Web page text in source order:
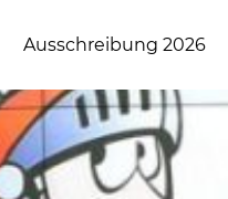
Ausschreibung 2026